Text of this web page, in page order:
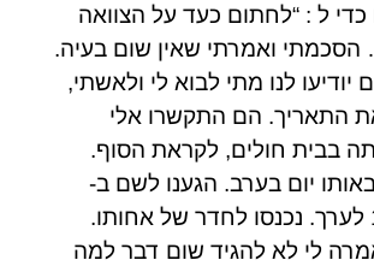
כדי ל : “לחתום כעד על הצוואה
הסכמתי ואמרתי שאין שום בעיה.
לנו מתי לבוא לי ולאשתי,
התאריך. הם התקשרו אלי
בבית חולים, לקראת הסוף.
יום בערב. הגענו לשם ב-
19.00-20.00 לערך. נכנסו לחדר של אחותו.
לי לא להגיד שום דבר למה